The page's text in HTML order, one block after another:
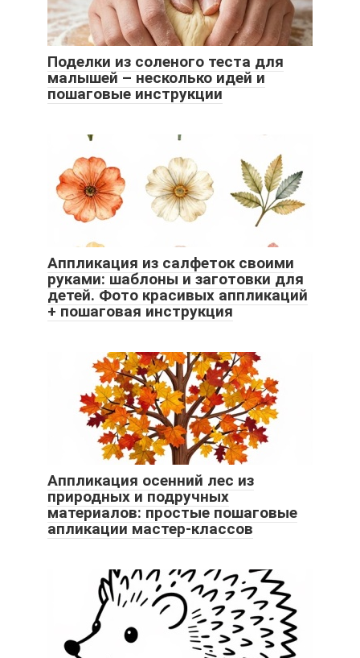
Поделки из соленого теста для
малышей – несколько идей и
пошаговые инструкции
Аппликация из салфеток своими
руками: шаблоны и заготовки для
детей. Фото красивых аппликаций
+ пошаговая инструкция
Аппликация осенний лес из
природных и подручных
материалов: простые пошаговые
апликации мастер-классов